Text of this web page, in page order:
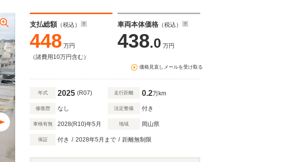
支払総額 （税込）
448 万円
（諸費用10万円含む）
車両本体価格 （税込）
438.0 万円
価格見直しメールを受け取る
年式 2025 (R07) 走行距離 0.2万km
修復歴 なし 法定整備 付き
車検有無 2028(R10)年5月 地域 岡山県
保証 付き / 2028年5月まで / 距離無制限